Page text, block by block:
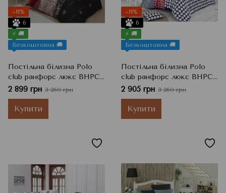
−11%
6
⚡ 🚚
Безкоштовна 🚚
Постільна білизна Polo
club ранфорс люкс BHPC
Red 004, Червоний, Євро,
200x220 см, 50x70 см
2 899 грн 3 260 грн
Купити
−11%
6
⚡ 🚚
Безкоштовна 🚚
Постільна білизна Polo
club ранфорс люкс BHPC
dark Bluе 010, Синій, Євро,
200x220 см, 50x70 см
2 905 грн 3 260 грн
Купити